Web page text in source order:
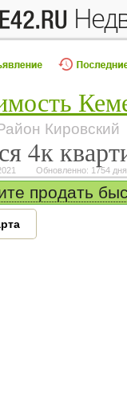
Кировский
4к
Обновленно: 1754
продать